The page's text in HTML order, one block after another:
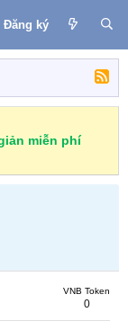
Đăng ký
miễn phí
VNB Token
0